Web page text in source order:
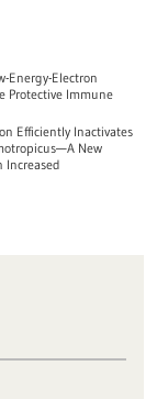
Energy-Electron
Protective Immune
Efficiently Inactivates
New
Increased